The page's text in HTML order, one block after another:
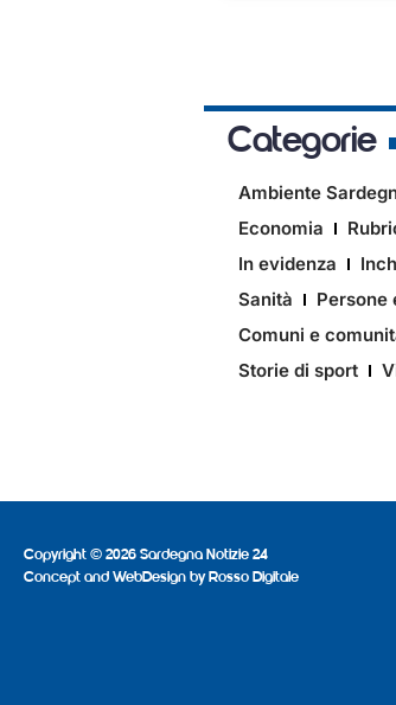
Categorie
Ambiente
Economia
In evidenza
Sanità
Persone
Comuni e
Storie di sport
Copyright © 2026 Sardegna Notizie 24
Concept and WebDesign by Rosso Digitale